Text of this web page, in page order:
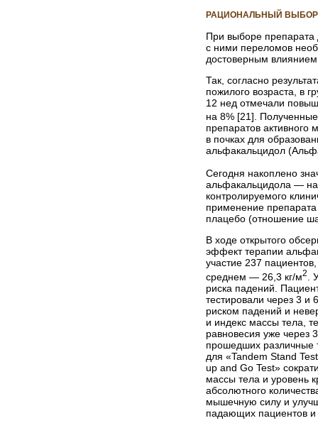
РАЦИОНАЛЬНЫЙ ВЫБОР
При выборе препарата
с ними переломов
достоверным
Так, согласно
пожилого возраста, в
12 нед отмечали
на 8% [21].
препаратов активного
в почках для
альфакальцидол
Сегодня накоплено
альфакальцидола — на
контролируемого
применение
плацебо (отношение
В ходе открытого
эффект терапии
участие 237
среднем — 26,3 кг/м2
.
риска падений.
тестировали через 3 и
риском падений и
и индекс массы тела,
равновесия уже через
прошедших различные
для «Tandem Stand
up and Go Test»
массы тела и уровень
абсолютного
мышечную силу и
падающих пациентов